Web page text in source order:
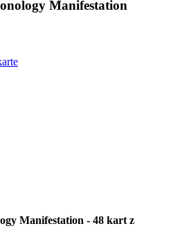
Manifestation
Manifestation - 48 kart z